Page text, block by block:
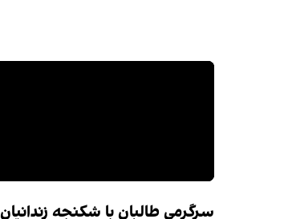
سرگرمی طالبان با شکنجه زندانیان